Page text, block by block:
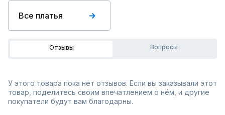
Все платья
Отзывы Вопросы
У этого товара пока нет отзывов. Если вы заказывали этот
товар, поделитесь своим впечатлением о нём, и другие
покупатели будут вам благодарны.